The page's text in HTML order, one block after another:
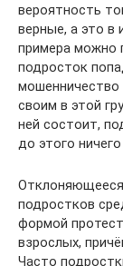
вероятность
верные, а это в
примера можно
подросток
своим в этой
ней состоит,
до этого
подростков
формой
взрослых,
Часто